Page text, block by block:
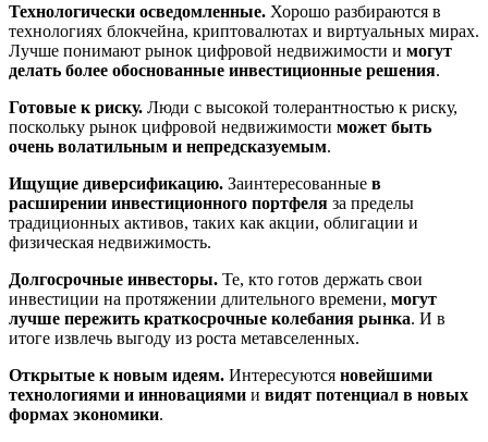
Технологически осведомленные. Хорошо разбираются в
технологиях блокчейна, криптовалютах и виртуальных мирах.
Лучше понимают рынок цифровой недвижимости и могут
делать более обоснованные инвестиционные решения.
Готовые к риску. Люди с высокой толерантностью к риску,
поскольку рынок цифровой недвижимости может быть
очень волатильным и непредсказуемым.
Ищущие диверсификацию. Заинтересованные в
расширении инвестиционного портфеля за пределы
традиционных активов, таких как акции, облигации и
физическая недвижимость.
Долгосрочные инвесторы. Те, кто готов держать свои
инвестиции на протяжении длительного времени, могут
лучше пережить краткосрочные колебания рынка. И в
итоге извлечь выгоду из роста метавселенных.
Открытые к новым идеям. Интересуются новейшими
технологиями и инновациями и видят потенциал в новых
формах экономики.